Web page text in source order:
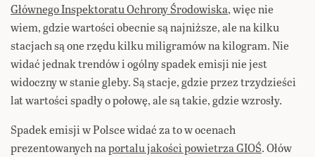
Głównego Inspektoratu Ochrony Środowiska, więc nie
wiem, gdzie wartości obecnie są najniższe, ale na kilku
stacjach są one rzędu kilku miligramów na kilogram. Nie
widać jednak trendów i ogólny spadek emisji nie jest
widoczny w stanie gleby. Są stacje, gdzie przez trzydzieści
lat wartości spadły o połowę, ale są takie, gdzie wzrosły.
Spadek emisji w Polsce widać za to w ocenach
prezentowanych naportalu jakości powietrza GIOŚ. Ołów